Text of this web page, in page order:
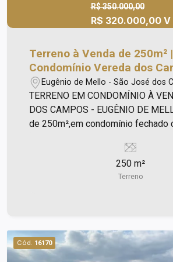
R$ 350.000,00
R$ 320.000,00 V
Terreno à Venda de 250m² |
Condomínio Vereda dos
Eugênio de Melo
Eugênio de Mello - São José dos
TERRENO EM CONDOMÍNIO À
DOS CAMPOS - EUGÊNIO DE MELLO |
de 250m²,em condomínio fechado
5 minutos da portaria da General
Leste. com 445 Lotes Residenciais. Lazer
completo para você e toda sua
praia; - Beach Tênnis e Futevôlei; -
infantil com brinquedos; - Pista de
250 m²
Terreno
Cód. 16170